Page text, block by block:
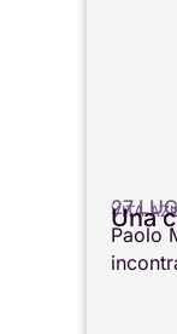
27
VITA
Una
Paolo